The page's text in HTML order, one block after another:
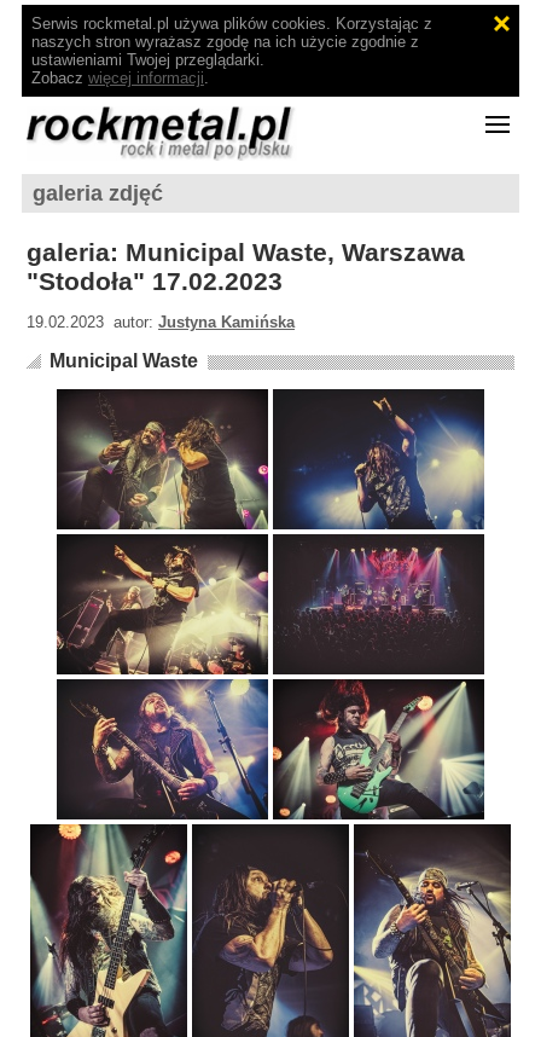
Serwis rockmetal.pl używa plików cookies. Korzystając z
naszych stron wyrażasz zgodę na ich użycie zgodnie z
ustawieniami Twojej przeglądarki.
Zobacz więcej informacji.
galeria zdjęć
galeria: Municipal Waste, Warszawa
"Stodoła" 17.02.2023
19.02.2023 autor:Justyna Kamińska
Municipal Waste